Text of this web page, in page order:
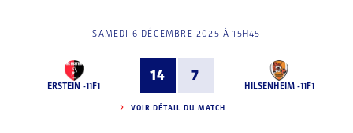
SAMEDI 6 DÉCEMBRE 2025 À 15H45
ERSTEIN -11F1
14 7
HILSENHEIM -11F1
VOIR DÉTAIL DU MATCH